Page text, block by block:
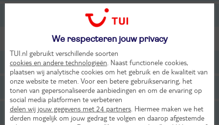
Kindvriendelijke vakanties
Wat is het budget?
Tot 499,- p.p.
Tot 699,- p.p.
Tot 999,- p.p.
We respecteren jouw privacy
TUI.nl gebruikt verschillende soorten
cookies en andere technologieën . Naast functionele cookies,
plaatsen wij analytische cookies om het gebruik en de kwaliteit van
onze website te meten. Voor een betere gebruikservaring, het
tonen van gepersonaliseerde aanbiedingen en om de ervaring op
social media platformen te verbeteren
delen wij jouw gegevens met 24 partners . Hiermee maken we het
derden mogelijk om jouw gedrag te volgen en daarop afgestemde